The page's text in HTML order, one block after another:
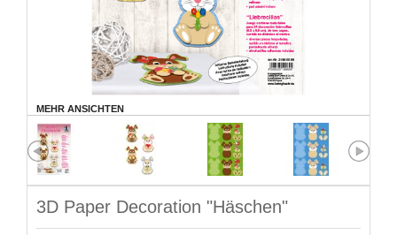
MEHR ANSICHTEN
3D Paper Decoration "Häschen"